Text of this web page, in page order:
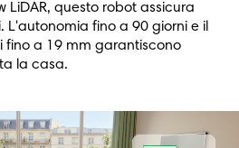
LiDAR, questo robot assicura
L'autonomia fino a 90 giorni e il
fino a 19 mm garantiscono
la casa.